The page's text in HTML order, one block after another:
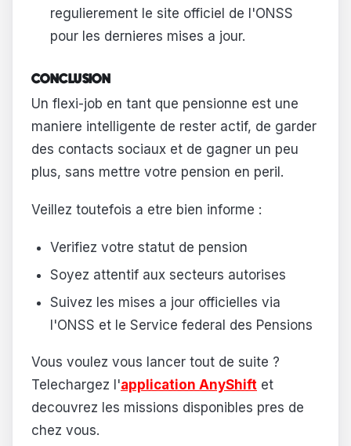
regulierement le site officiel de l'ONSS
pour les dernieres mises a jour.
CONCLUSION
Un flexi-job en tant que pensionne est une
maniere intelligente de rester actif, de garder
des contacts sociaux et de gagner un peu
plus, sans mettre votre pension en peril.
Veillez toutefois a etre bien informe :
Verifiez votre statut de pension
Soyez attentif aux secteurs autorises
Suivez les mises a jour officielles via
l'ONSS et le Service federal des Pensions
Vous voulez vous lancer tout de suite ?
Telechargez l'application AnyShift et
decouvrez les missions disponibles pres de
chez vous.